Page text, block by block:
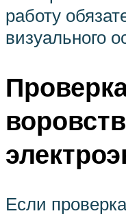
работу
визуального
Если